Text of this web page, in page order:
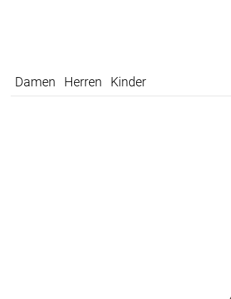
Damen Herren Kinder